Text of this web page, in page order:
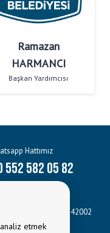
Ramazan
HARMANCI
Başkan Yardımcısı
Hattımız
552 582 05 82
Caddesi No:3 42002
etmek